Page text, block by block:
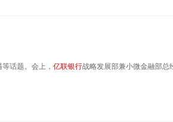
话题。会上， 亿联银行战略发展部兼小微金融部总